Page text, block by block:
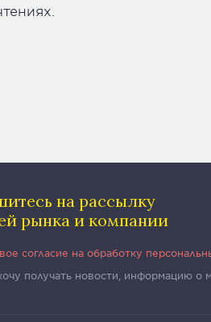
на рассылку
рынка и компании
согласие на обработку
получать новости, информацию о